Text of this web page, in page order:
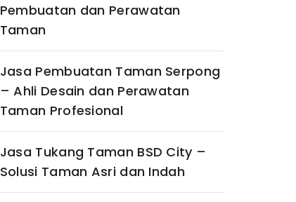
Pembuatan dan Perawatan
Taman
Jasa Pembuatan Taman Serpong
– Ahli Desain dan Perawatan
Taman Profesional
Jasa Tukang Taman BSD City –
Solusi Taman Asri dan Indah